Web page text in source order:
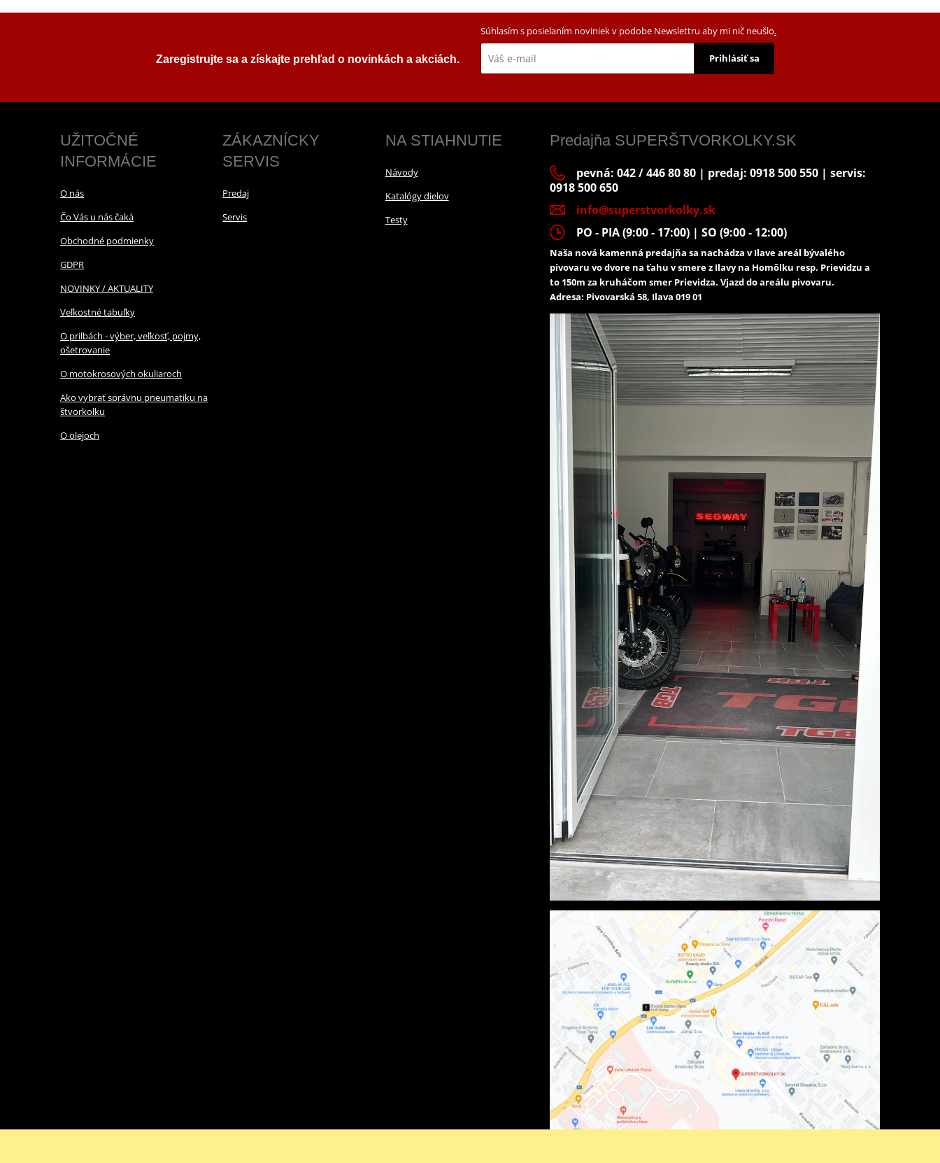
Zaregistrujte sa a získajte prehľad o novinkách a akciách.
Súhlasím s posielaním noviniek v podobe Newslettru aby mi nič neušlo.
Prihlásiť sa
UŽITOČNÉ
INFORMÁCIE
O nás
Čo Vás u nás čaká
Obchodné podmienky
GDPR
NOVINKY / AKTUALITY
Veľkostné tabuľky
O prilbách - výber, veľkosť, pojmy,
ošetrovanie
O motokrosových okuliaroch
Ako vybrať správnu pneumatiku na
štvorkolku
O olejoch
ZÁKAZNÍCKY
SERVIS
Predaj
Servis
NA STIAHNUTIE
Návody
Katalógy dielov
Testy
Predajňa SUPERŠTVORKOLKY.SK
pevná: 042 / 446 80 80 | predaj: 0918 500 550 | servis:
0918 500 650
info@superstvorkolky.sk
PO - PIA (9:00 - 17:00) | SO (9:00 - 12:00)
Naša nová kamenná predajňa sa nachádza v Ilave areál bývalého
pivovaru vo dvore na ťahu v smere z Ilavy na Homôlku resp. Prievidzu a
to 150m za kruháčom smer Prievidza. Vjazd do areálu pivovaru.
Adresa: Pivovarská 58, Ilava 019 01